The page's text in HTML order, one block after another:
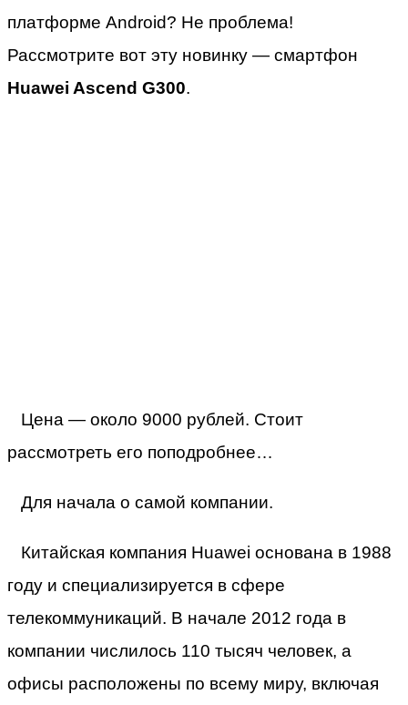
платформе Android? Не проблема!
Рассмотрите вот эту новинку — смартфон
Huawei Ascend G300.
Цена — около 9000 рублей. Стоит
рассмотреть его поподробнее…
Для начала о самой компании.
Китайская компания Huawei основана в 1988
году и специализируется в сфере
телекоммуникаций. В начале 2012 года в
компании числилось 110 тысяч человек, а
офисы расположены по всему миру, включая